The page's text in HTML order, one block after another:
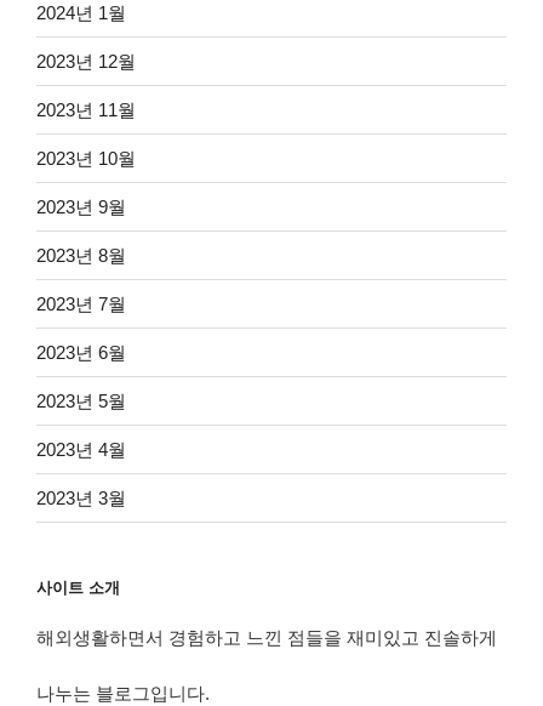
2024년 1월
2023년 12월
2023년 11월
2023년 10월
2023년 9월
2023년 8월
2023년 7월
2023년 6월
2023년 5월
2023년 4월
2023년 3월
사이트 소개
해외생활하면서 경험하고 느낀 점들을 재미있고 진솔하게
나누는 블로그입니다.